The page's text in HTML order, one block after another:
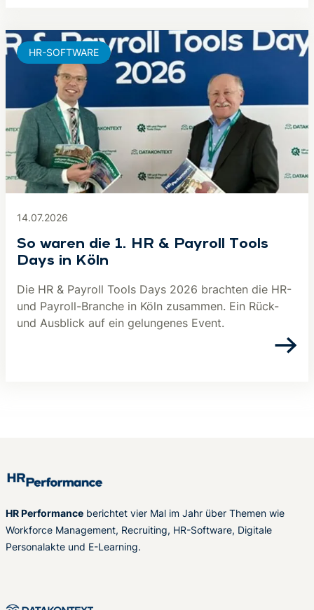
14.07.2026
So waren die 1. HR & Payroll Tools
Days in Köln
Die HR & Payroll Tools Days 2026 brachten die HR-
und Payroll-Branche in Köln zusammen. Ein Rück-
und Ausblick auf ein gelungenes Event.
HR-SOFTWARE
HR Performance berichtet vier Mal im Jahr über Themen wie
Workforce Management, Recruiting, HR-Software, Digitale
Personalakte und E-Learning.